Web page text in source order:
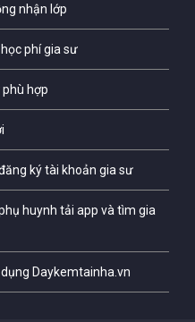
nhận lớp
phí gia sư
hợp
ký tài khoản gia sư
huynh tải app và tìm gia
Daykemtainha.vn